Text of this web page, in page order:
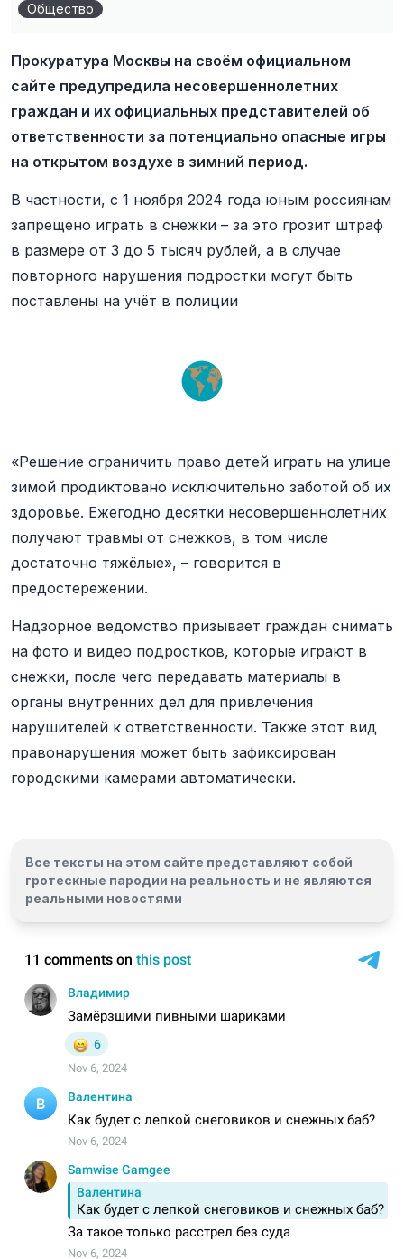
Общество
Прокуратура Москвы на своём официальном
сайте предупредила несовершеннолетних
граждан и их официальных представителей об
ответственности за потенциально опасные игры
на открытом воздухе в зимний период.
В частности, с 1 ноября 2024 года юным россиянам
запрещено играть в снежки – за это грозит штраф
в размере от 3 до 5 тысяч рублей, а в случае
повторного нарушения подростки могут быть
поставлены на учёт в полиции
«Решение ограничить право детей играть на улице
зимой продиктовано исключительно заботой об их
здоровье. Ежегодно десятки несовершеннолетних
получают травмы от снежков, в том числе
достаточно тяжёлые», – говорится в
предостережении.
Надзорное ведомство призывает граждан снимать
на фото и видео подростков, которые играют в
снежки, после чего передавать материалы в
органы внутренних дел для привлечения
нарушителей к ответственности. Также этот вид
правонарушения может быть зафиксирован
городскими камерами автоматически.
Все тексты на этом сайте представляют собой
гротескные пародии на реальность и не являются
реальными новостями